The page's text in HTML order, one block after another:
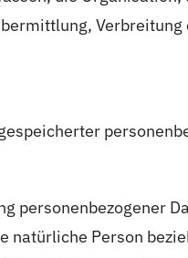
personenbezogener
Person